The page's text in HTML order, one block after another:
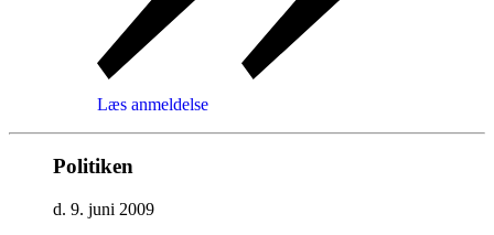
Læs anmeldelse
Politiken
d. 9. juni 2009